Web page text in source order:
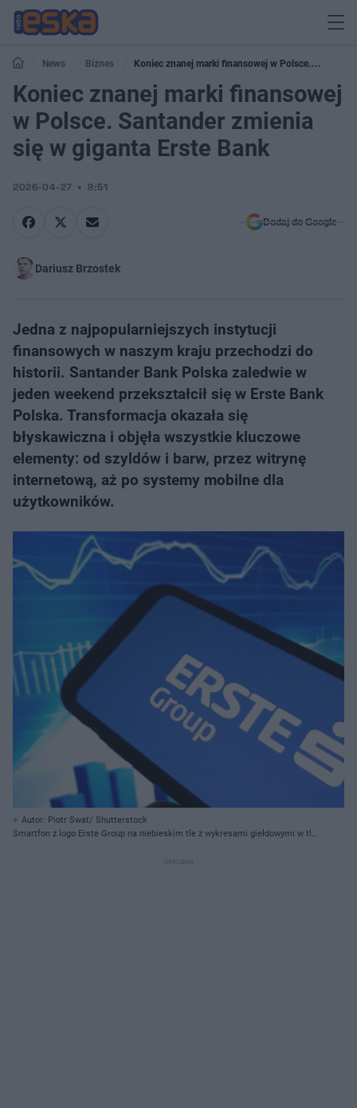
News Biznes
Koniec znanej marki finansowej w Polsce.
Santander zmienia się w giganta Erste Bank
Koniec znanej marki finansowej
w Polsce. Santander zmienia
się w giganta Erste Bank
2026-04-27 8:51
Dodaj do Google
Dariusz Brzostek
Jedna z najpopularniejszych instytucji
finansowych w naszym kraju przechodzi do
historii. Santander Bank Polska zaledwie w
jeden weekend przekształcił się w Erste Bank
Polska. Transformacja okazała się
błyskawiczna i objęła wszystkie kluczowe
elementy: od szyldów i barw, przez witrynę
internetową, aż po systemy mobilne dla
użytkowników.
Autor: Piotr Swat/ Shutterstock
Smartfon z logo Erste Group na niebieskim tle z wykresami giełdowymi w tle,
Zmiana nazwy i identyfikacji wizualnej banku to temat, o którym przeczytasz